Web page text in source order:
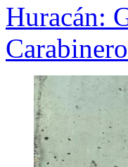
Huracán: